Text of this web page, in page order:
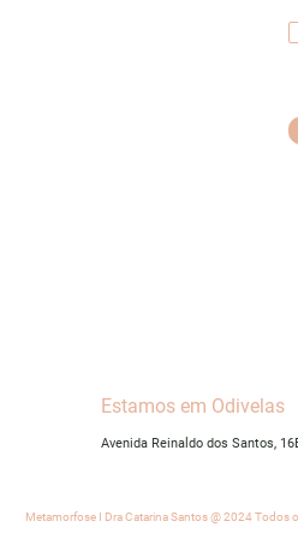
Estamos em Odivelas
Avenida Reinaldo dos Santos,
Metamorfose I Dra Catarina Santos @ 2024 Todos